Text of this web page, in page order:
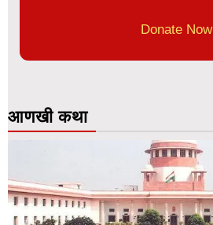
Donate Now
आणखी कथा